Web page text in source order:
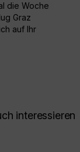
die Woche
Graz
auf Ihr
interessieren